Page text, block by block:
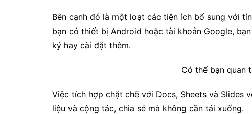
Bên cạnh đó là một loạt các tiện ích bổ sung với
bạn có thiết bị Android hoặc tài khoản Google,
ký hay cài đặt thêm.
Có thể bạn quan
Việc tích hợp chặt chẽ với Docs, Sheets và Slides
liệu và cộng tác, chia sẻ mà không cần tải xuống.